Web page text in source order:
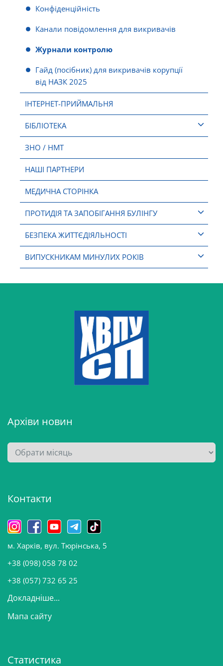
Конфіденційність
Канали повідомлення для викривачів
Журнали контролю
Гайд (посібник) для викривачів корупції
від НАЗК 2025
ІНТЕРНЕТ-ПРИЙМАЛЬНЯ
БІБЛІОТЕКА
ЗНО / НМТ
НАШІ ПАРТНЕРИ
МЕДИЧНА СТОРІНКА
ПРОТИДІЯ ТА ЗАПОБІГАННЯ БУЛІНГУ
БЕЗПЕКА ЖИТТЄДІЯЛЬНОСТІ
ВИПУСКНИКАМ МИНУЛИХ РОКІВ
Архіви новин
А
р
в
н
о
в
и
Контакти
м. Харків, вул. Тюрінська, 5
+38 (098) 058 78 02
+38 (057) 732 65 25
Докладніше...
Мапа сайту
Статистика